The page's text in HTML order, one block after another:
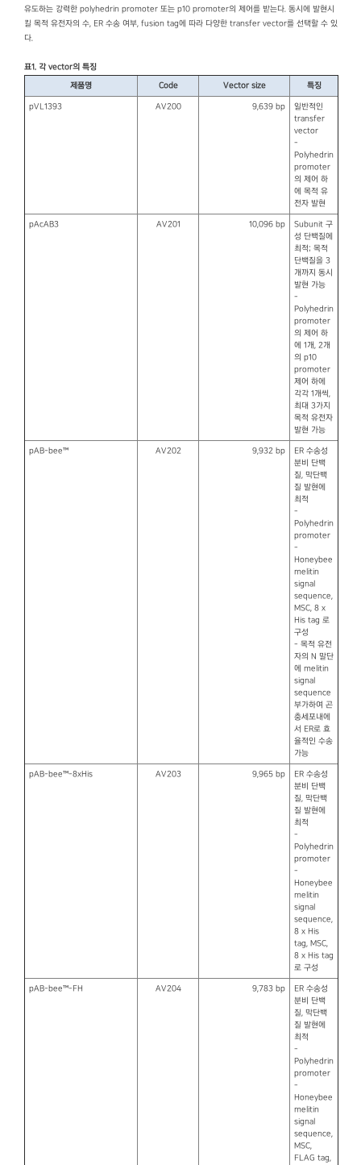
유도하는 강력한 polyhedrin promoter 또는 p10 promoter의 제어를 받는다. 동시에 발현시
킬 목적 유전자의 수, ER 수송 여부, fusion tag에 따라 다양한 transfer vector를 선택할 수 있
다.
표1. 각 vector의 특징
제품명 Code Vector size 특징
pVL1393 AV200 9,639 bp
일반적인
transfer
vector
-
Polyhedrin
promoter
의 제어 하
에 목적 유
전자 발현
pAcAB3 AV201 10,096 bp
Subunit 구
성 단백질에
최적; 목적
단백질을 3
개까지 동시
발현 가능
-
Polyhedrin
promoter
의 제어 하
에 1개, 2개
의 p10
promoter
제어 하에
각각 1개씩,
최대 3가지
목적 유전자
발현 가능
pAB-bee™ AV202 9,932 bp
ER 수송성
분비 단백
질, 막단백
질 발현에
최적
-
Polyhedrin
promoter
-
Honeybee
melitin
signal
sequence,
MSC, 8 x
His tag 로
구성
- 목적 유전
자의 N 말단
에 melitin
signal
sequence
부가하여 곤
충세포내에
서 ER로 효
율적인 수송
가능
pAB-bee™-8xHis AV203 9,965 bp
ER 수송성
분비 단백
질, 막단백
질 발현에
최적
-
Polyhedrin
promoter
-
Honeybee
melitin
signal
sequence,
8 x His
tag, MSC,
8 x His tag
로 구성
pAB-bee™-FH AV204 9,783 bp
ER 수송성
분비 단백
질, 막단백
질 발현에
최적
-
Polyhedrin
promoter
-
Honeybee
melitin
signal
sequence,
MSC,
FLAG tag,